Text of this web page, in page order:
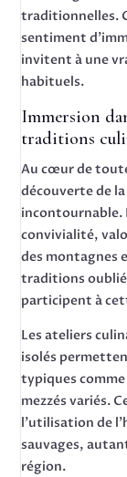
traditionnelles.
sentiment
invitent à une
habituels.
Immersion
traditions
Au cœur de
découverte de
incontournable.
convivialité,
des montagnes
traditions
participent à
Les ateliers
isolés
typiques comme
mezzés variés.
l’utilisation de
sauvages,
région.